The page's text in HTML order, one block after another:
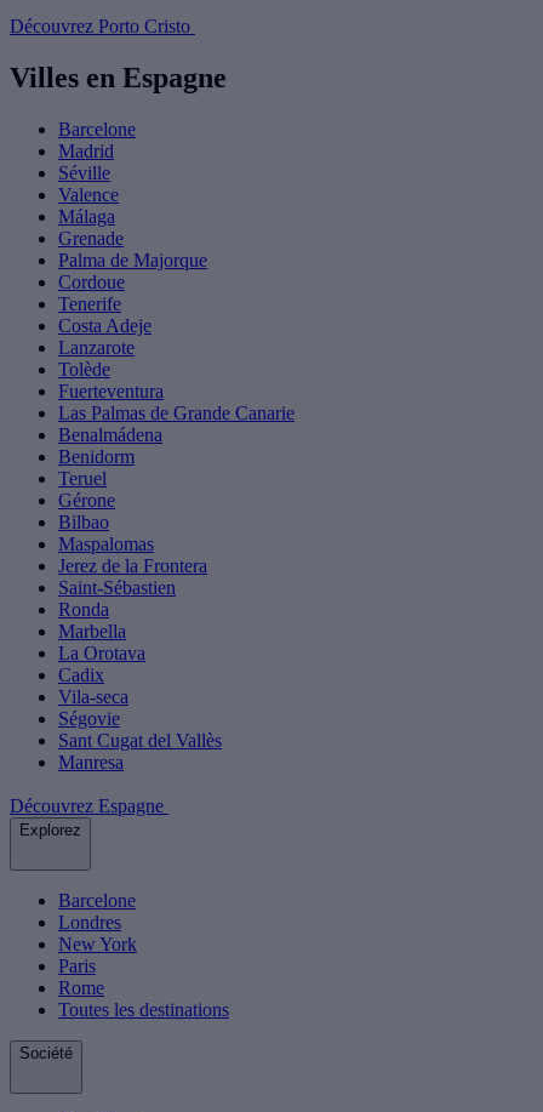
Découvrez Porto Cristo
Villes en Espagne
Barcelone
Madrid
Séville
Valence
Málaga
Grenade
Palma de Majorque
Cordoue
Tenerife
Costa Adeje
Lanzarote
Tolède
Fuerteventura
Las Palmas de Grande Canarie
Benalmádena
Benidorm
Teruel
Gérone
Bilbao
Maspalomas
Jerez de la Frontera
Saint-Sébastien
Ronda
Marbella
La Orotava
Cadix
Vila-seca
Ségovie
Sant Cugat del Vallès
Manresa
Découvrez Espagne
Explorez
Barcelone
Londres
New York
Paris
Rome
Toutes les destinations
Société